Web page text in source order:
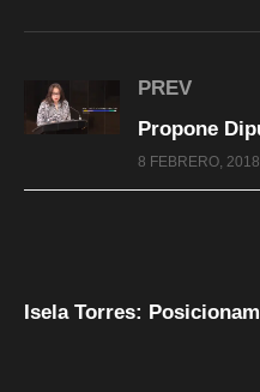
PREV
8 FEBRERO, 2018